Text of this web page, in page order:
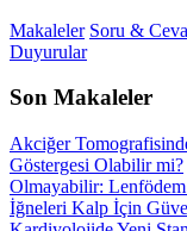
Makaleler Soru &
Duyurular
Son Makaleler
Akciğer
Göstergesi Olabilir mi?
Olmayabilir:
İğneleri Kalp İçin